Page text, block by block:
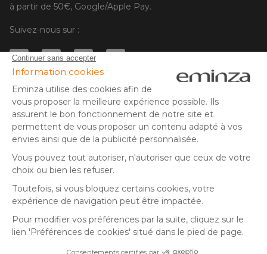
à partir de 50€, Google/Apple Pay.
Suivez-nous sur :
© Copyright 2025 Eminza | Tous droits réservés |
ESPAÑA
ITALIE
DEUTSCHLAND
NEDERLAND
DANMARK
FRA
* Vous disposez de 30 jours (à compter de la réception ou du
retrait de votre colis) pour effectuer un retour de produits et
vous faire rembourser. Hors colis volumineux
14 h (jours ouvrés - hors livraison éco)